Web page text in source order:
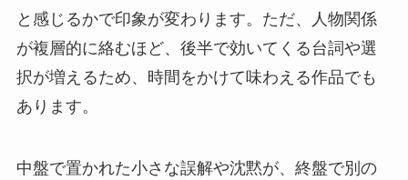
と感じるかで印象が変わります。ただ、人物関係
が複層的に絡むほど、後半で効いてくる台詞や選
択が増えるため、時間をかけて味わえる作品でも
あります。
中盤で置かれた小さな誤解や沈黙が、終盤で別の